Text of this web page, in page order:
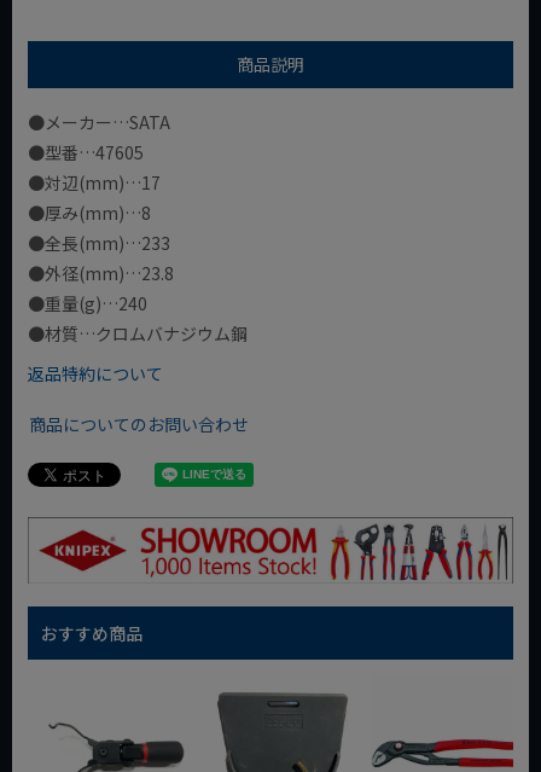
商品説明
●メーカー…SATA
●型番…47605
●対辺(mm)…17
●厚み(mm)…8
●全長(mm)…233
●外径(mm)…23.8
●重量(g)…240
●材質…クロムバナジウム鋼
返品特約について
商品についてのお問い合わせ
おすすめ商品